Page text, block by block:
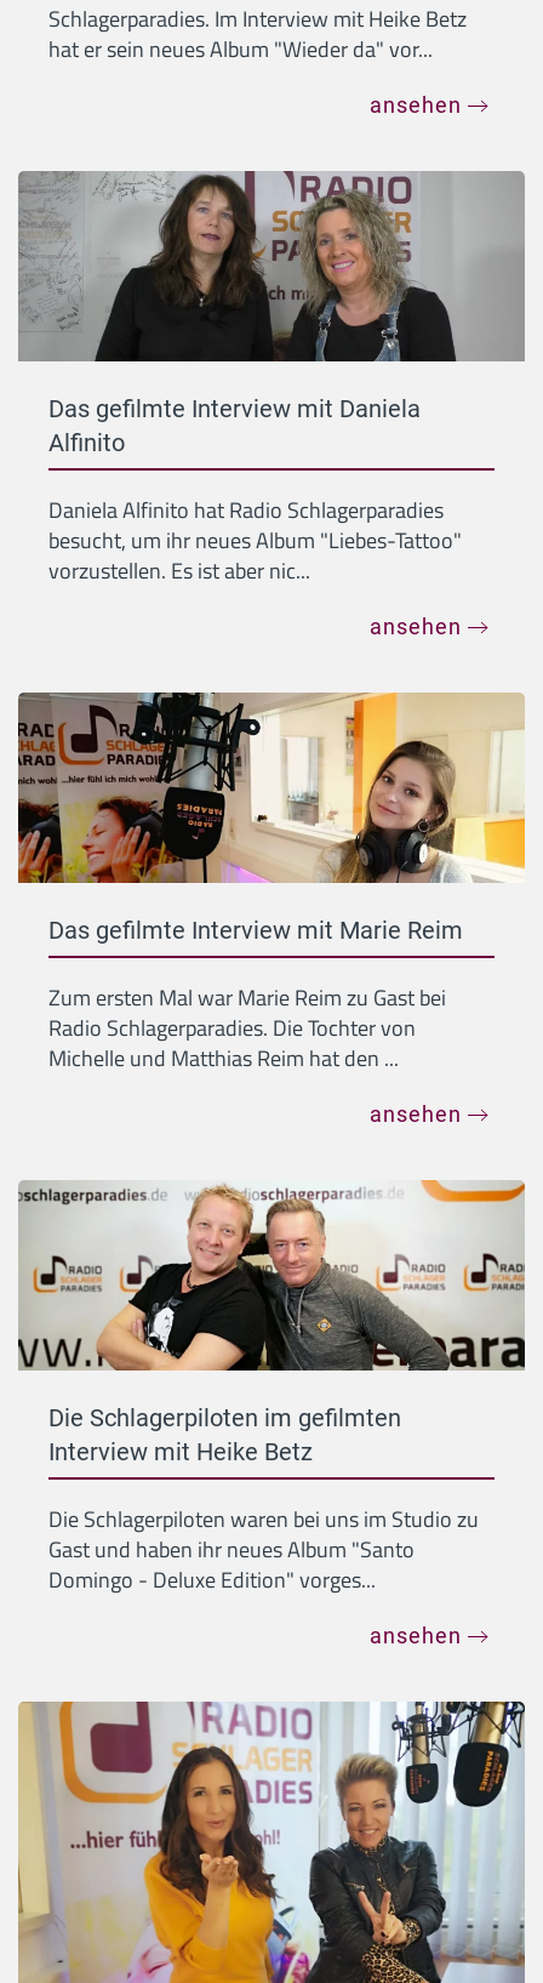
Schlagerparadies. Im Interview mit Heike Betz
hat er sein neues Album "Wieder da" vor...
ansehen
Das gefilmte Interview mit Daniela
Alfinito
Daniela Alfinito hat Radio Schlagerparadies
besucht, um ihr neues Album "Liebes-Tattoo"
vorzustellen. Es ist aber nic...
ansehen
Das gefilmte Interview mit Marie Reim
Zum ersten Mal war Marie Reim zu Gast bei
Radio Schlagerparadies. Die Tochter von
Michelle und Matthias Reim hat den ...
ansehen
Die Schlagerpiloten im gefilmten
Interview mit Heike Betz
Die Schlagerpiloten waren bei uns im Studio zu
Gast und haben ihr neues Album "Santo
Domingo - Deluxe Edition" vorges...
ansehen